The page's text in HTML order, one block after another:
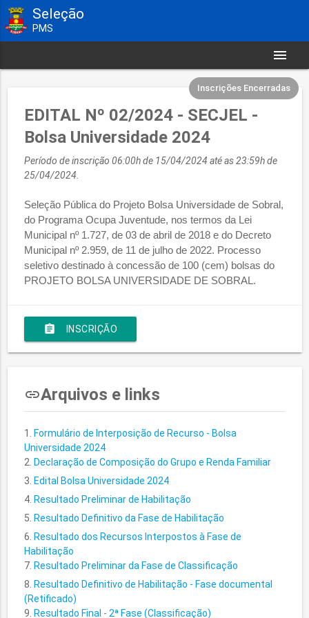
Seleção
PMS
menu
Inscrições Encerradas
EDITAL Nº 02/2024 - SECJEL -
Bolsa Universidade 2024
Período de inscrição 06:00h de 15/04/2024 até as 23:59h de
25/04/2024.
Seleção Pública do Projeto Bolsa Universidade de Sobral,
do Programa Ocupa Juventude, nos termos da Lei
Municipal nº 1.727, de 03 de abril de 2018 e do Decreto
Municipal nº 2.959, de 11 de julho de 2022. Processo
seletivo destinado à concessão de 100 (cem) bolsas do
PROJETO BOLSA UNIVERSIDADE DE SOBRAL.
assignment INSCRIÇÃO
insert_linkArquivos e links
Formulário de Interposição de Recurso - Bolsa
Universidade 2024
Declaração de Composição do Grupo e Renda Familiar
Edital Bolsa Universidade 2024
Resultado Preliminar de Habilitação
Resultado Definitivo da Fase de Habilitação
Resultado dos Recursos Interpostos à Fase de
Habilitação
Resultado Preliminar da Fase de Classificação
Resultado Definitivo de Habilitação - Fase documental
(Retificado)
Resultado Final - 2ª Fase (Classificação)